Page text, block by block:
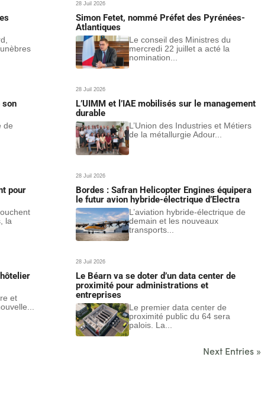
son
de
pour
la
et
28 Juil 2026
Simon Fetet, nommé Préfet des Pyrénées-
Atlantiques
Le conseil des Ministres du
mercredi 22 juillet a acté la
nomination...
28 Juil 2026
L’UIMM et l’IAE mobilisés sur le management
durable
L’Union des Industries et Métiers
de la métallurgie Adour...
28 Juil 2026
Bordes : Safran Helicopter Engines équipera
le futur avion hybride-électrique d’Electra
L’aviation hybride-électrique de
demain et les nouveaux
transports...
28 Juil 2026
Le Béarn va se doter d’un data center de
proximité pour administrations et
entreprises
Le premier data center de
proximité public du 64 sera
palois. La...
Next Entries »